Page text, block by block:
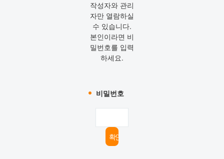
작성자와 관리
자만 열람하실
수 있습니다.
본인이라면 비
밀번호를 입력
하세요.
비밀번호